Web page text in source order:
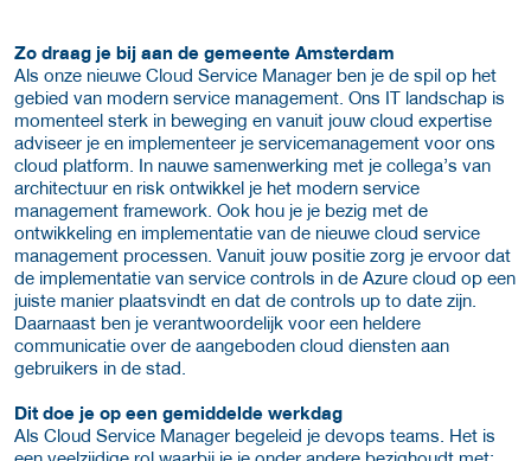
Zo draag je bij aan de gemeente Amsterdam
Als onze nieuwe Cloud Service Manager ben je de spil op het
gebied van modern service management. Ons IT landschap is
momenteel sterk in beweging en vanuit jouw cloud expertise
adviseer je en implementeer je servicemanagement voor ons
cloud platform. In nauwe samenwerking met je collega’s van
architectuur en risk ontwikkel je het modern service
management framework. Ook hou je je bezig met de
ontwikkeling en implementatie van de nieuwe cloud service
management processen. Vanuit jouw positie zorg je ervoor dat
de implementatie van service controls in de Azure cloud op een
juiste manier plaatsvindt en dat de controls up to date zijn.
Daarnaast ben je verantwoordelijk voor een heldere
communicatie over de aangeboden cloud diensten aan
gebruikers in de stad.
Dit doe je op een gemiddelde werkdag
Als Cloud Service Manager begeleid je devops teams. Het is